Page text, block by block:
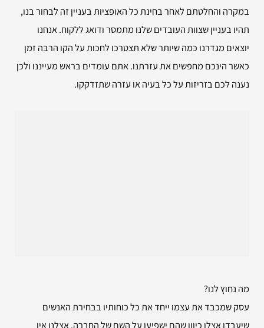
במקרה והחלטתם לאחר בחינת כל האופציות בעניין זה לבחור בנו,
תהיו בעניין שצוות העובדים שלנו מתמסר ודואג ללקוח. אנחנו
יוצאים מגדרנו כמה שיותר שלא תצטרכו לחכות על הקו הרבה זמן
כאשר הינכם מחפשים את עזרתנו. אתם עומדים בראש מעייננו ולכן
נענה לכם בזריזות על כל בעיה או עזרה שתזדקקו.
מה נחוץ לנו?
עסק שמכבד את עצמו ייחד את כל כוחותיו בבחירת האנשים
שיעבדו אצלו כיוון שהם ישפיעו על השם של החברה. אצלנו אין